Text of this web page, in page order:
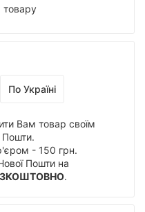
товару
По Україні
Вам товар своїм
- 150 грн.
Пошти на
.